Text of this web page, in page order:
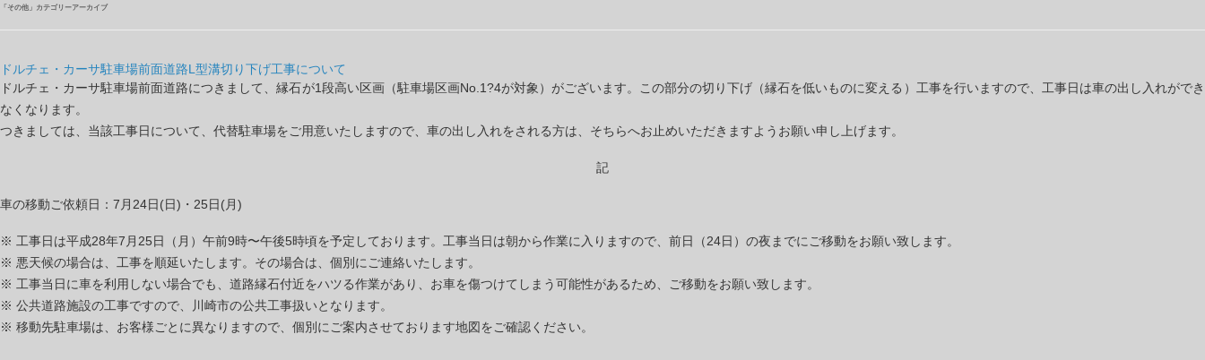
「 その他 」カテゴリーアーカイブ
ドルチェ・カーサ駐車場前面道路L型溝切り下げ工事について
ドルチェ・カーサ駐車場前面道路につきまして、縁石が1段高い区画（駐車場区画No.1?4が対象）がございます。この部分の切り下げ（縁石を低いものに変える）工事を行いますので、工事日は車の出し入れができ
なくなります。
つきましては、当該工事日について、代替駐車場をご用意いたしますので、車の出し入れをされる方は、そちらへお止めいただきますようお願い申し上げます。
記
車の移動ご依頼日：7月24日(日)・25日(月)
※ 工事日は平成28年7月25日（月）午前9時〜午後5時頃を予定しております。工事当日は朝から作業に入りますので、前日（24日）の夜までにご移動をお願い致します。
※ 悪天候の場合は、工事を順延いたします。その場合は、個別にご連絡いたします。
※ 工事当日に車を利用しない場合でも、道路縁石付近をハツる作業があり、お車を傷つけてしまう可能性があるため、ご移動をお願い致します。
※ 公共道路施設の工事ですので、川崎市の公共工事扱いとなります。
※ 移動先駐車場は、お客様ごとに異なりますので、個別にご案内させております地図をご確認ください。